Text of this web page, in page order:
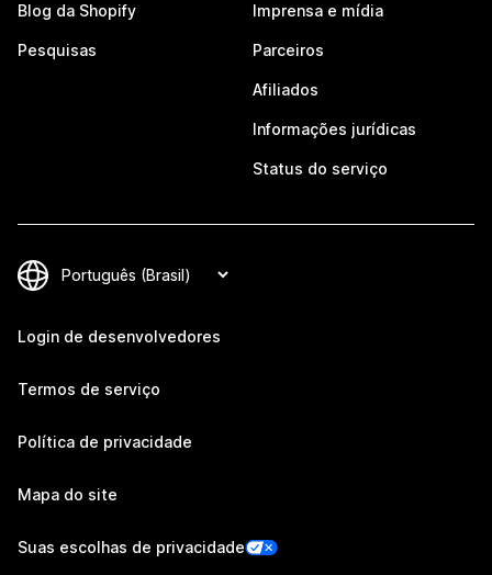
Blog da Shopify
Pesquisas
Imprensa e mídia
Parceiros
Afiliados
Informações jurídicas
Status do serviço
Login de desenvolvedores
Termos de serviço
Política de privacidade
Mapa do site
Suas escolhas de privacidade